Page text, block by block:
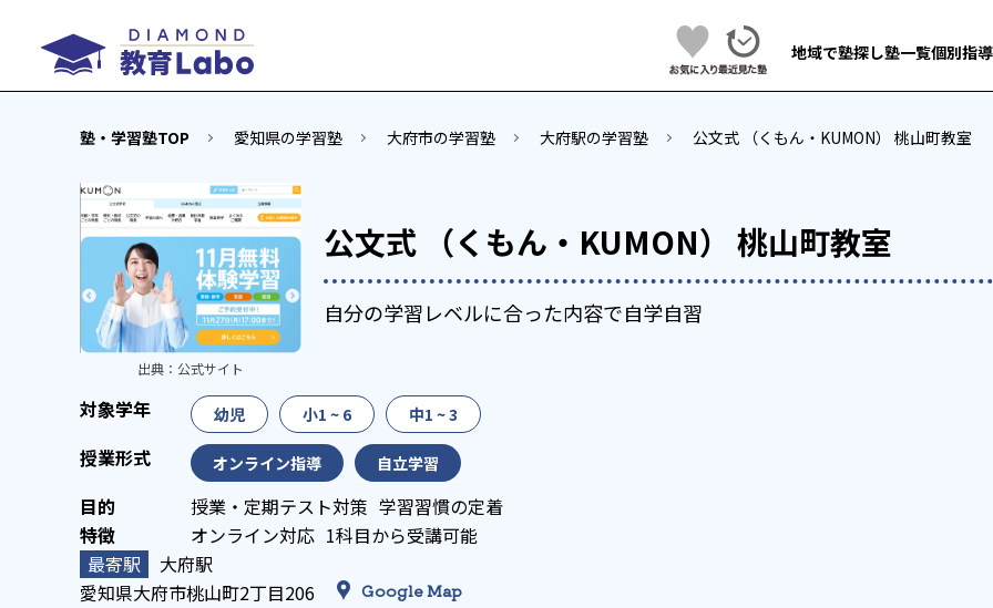
地域で塾探し塾一覧個別指
塾・学習塾TOP 愛知県の学習塾 大府市の学習塾 大府駅の学習塾 公文式 （くもん・KUMON） 桃山町教室
公文式 （くもん・KUMON） 桃山町教室
自分の学習レベルに合った内容で自学自習
出典： 公式サイト
幼児 小1 ~ 6 中1 ~ 3
オンライン指導 自立学習
授業・定期テスト対策 学習習慣の定着
オンライン対応 1科目から受講可能
大府駅
愛知県大府市桃山町2丁目206
Google Map